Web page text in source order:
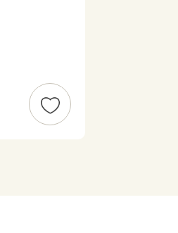
、都会と
く。
広がって
あり、多